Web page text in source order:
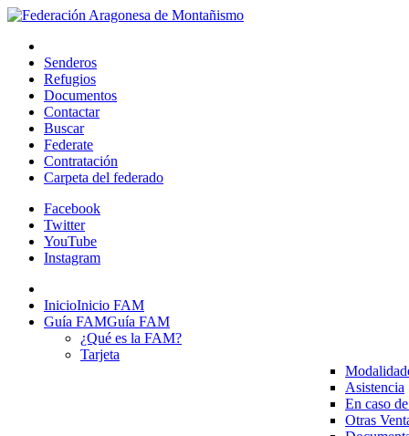
Senderos
Refugios
Documentos
Contactar
Buscar
Federate
Contratación
Carpeta del federado
Facebook
Twitter
YouTube
Instagram
InicioInicio FAM
Guía FAMGuía FAM
¿Qué es la FAM?
Tarjeta
Asistencia
En caso
Otras